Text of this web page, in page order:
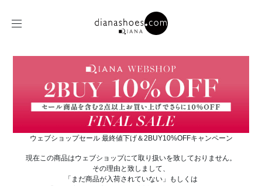
ウェブショップセール 最終値下げ＆2BUY10%OFFキャンペーン
現在この商品はウェブショップにて取り扱いを致しておりません。
その理由と致しまして、
「まだ商品が入荷されていない」もしくは